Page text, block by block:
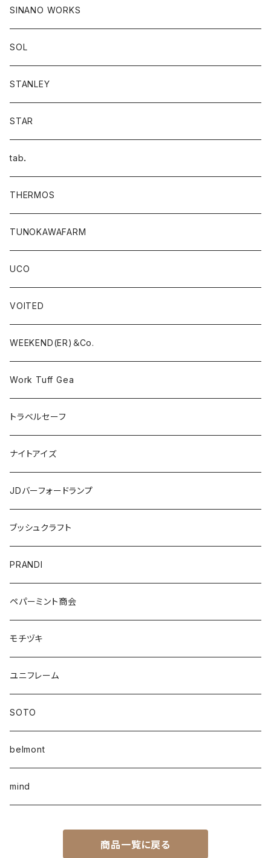
SINANO WORKS
SOL
STANLEY
STAR
tab．
THERMOS
TUNOKAWAFARM
UCO
VOITED
WEEKEND(ER)＆Co.
Work Tuff Gea
トラベルセーフ
ナイトアイズ
JDバーフォードランプ
ブッシュクラフト
PRANDI
ペパーミント商会
モチヅキ
ユニフレーム
SOTO
belmont
mind
商品一覧に戻る